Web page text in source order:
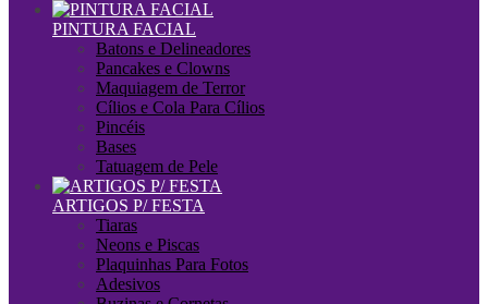
PINTURA FACIAL
Batons e Delineadores
Pancakes e Clowns
Maquiagem de Terror
Cílios e Cola Para Cílios
Pincéis
Bases
Tatuagem de Pele
ARTIGOS P/ FESTA
Tiaras
Neons e Piscas
Plaquinhas Para Fotos
Adesivos